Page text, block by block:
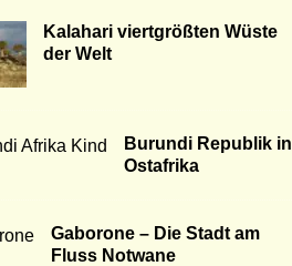
Kalahari viertgrößten Wüste
der Welt
Burundi Republik in
Ostafrika
Gaborone – Die Stadt am
Fluss Notwane